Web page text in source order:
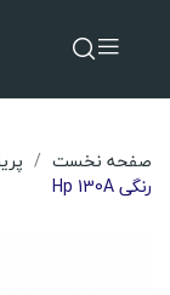
صفحه نخست
رنگی Hp 130A